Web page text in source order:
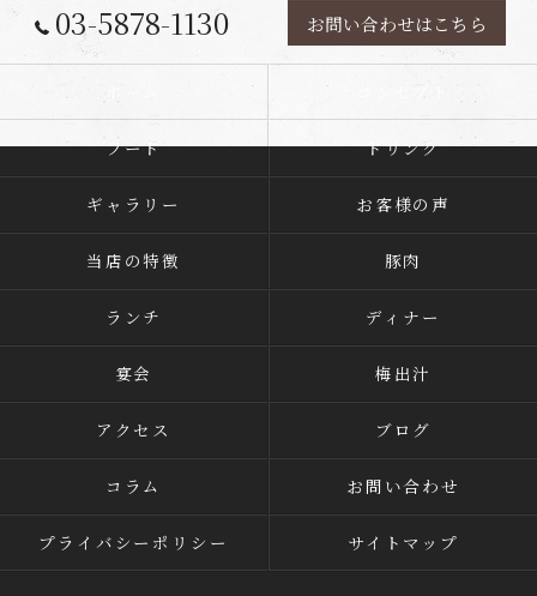
03-5878-1130 お問い合わせはこちら
コンセプト
フード ドリンク
ギャラリー お客様の声
当店の特徴 豚肉
ランチ ディナー
宴会 梅出汁
アクセス ブログ
コラム お問い合わせ
プライバシーポリシー サイトマップ